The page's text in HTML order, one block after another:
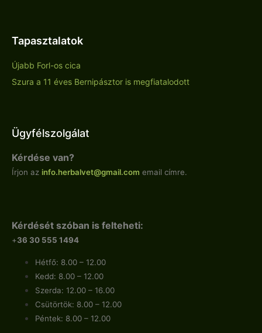
Tapasztalatok
Újabb Forl-os cica
Szura a 11 éves Bernipásztor is megfiatalodott
Ügyfélszolgálat
Kérdése van?
Írjon az info.herbalvet@gmail.com email címre.
Kérdését szóban is felteheti:
+36 30 555 1494
Hétfő: 8.00 – 12.00
Kedd: 8.00 – 12.00
Szerda: 12.00 – 16.00
Csütörtök: 8.00 – 12.00
Péntek: 8.00 – 12.00